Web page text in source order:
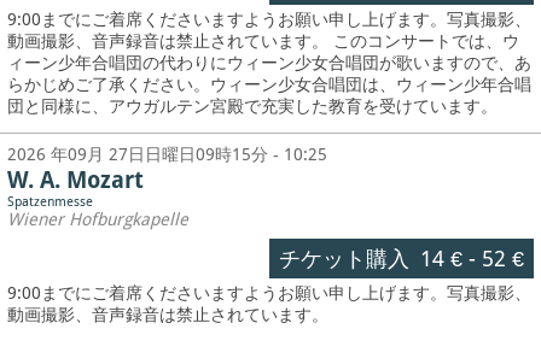
9:00までにご着席くださいますようお願い申し上げます。写真撮影、
動画撮影、音声録音は禁止されています。 このコンサートでは、ウ
ィーン少年合唱団の代わりにウィーン少女合唱団が歌いますので、あ
らかじめご了承ください。ウィーン少女合唱団は、ウィーン少年合唱
団と同様に、アウガルテン宮殿で充実した教育を受けています。
2026 年09月 27日日曜日09時15分 - 10:25
W. A. Mozart
Spatzenmesse
Wiener Hofburgkapelle
チケット購入 14 €- 52 €
9:00までにご着席くださいますようお願い申し上げます。写真撮影、
動画撮影、音声録音は禁止されています。